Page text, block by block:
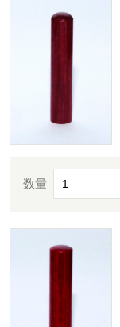
数量